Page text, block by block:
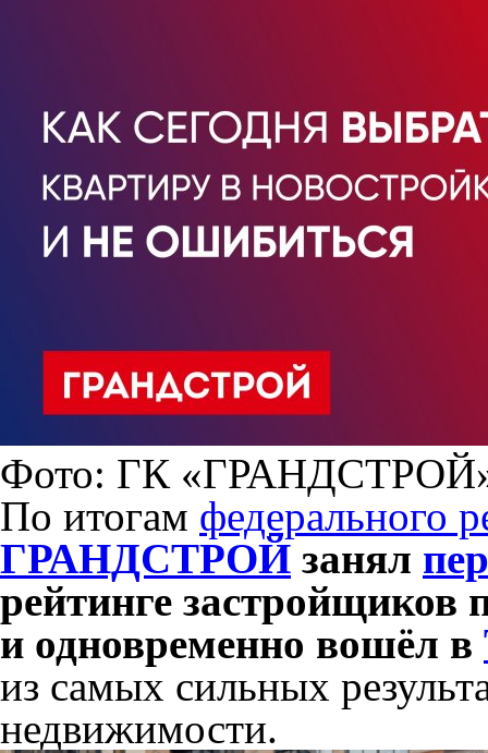
Фото: ГК
По итогам федерального
ГРАНДСТРОЙ занял
рейтинге застройщиков
и одновременно вошёл в
из самых сильных
недвижимости.